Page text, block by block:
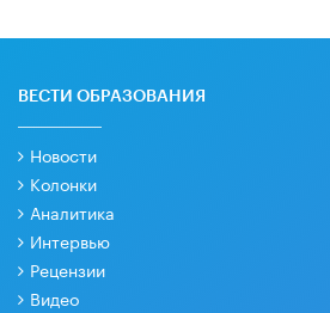
ВЕСТИ ОБРАЗОВАНИЯ
Новости
Колонки
Аналитика
Интервью
Рецензии
Видео